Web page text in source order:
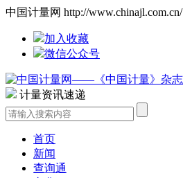
中国计量网 http://www.chinajl.com.cn/
加入收藏
微信公众号
计量资讯速递
首页
新闻
查询通